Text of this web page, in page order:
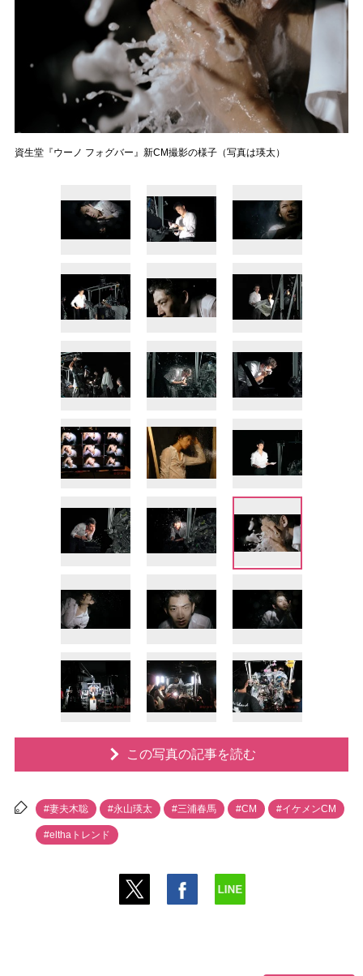
資生堂『ウーノ フォグバー』新CM撮影の様子（写真は瑛太）
この写真の記事を読む
#妻夫木聡 #永山瑛太 #三浦春馬 #CM #イケメンCM
#elthaトレンド